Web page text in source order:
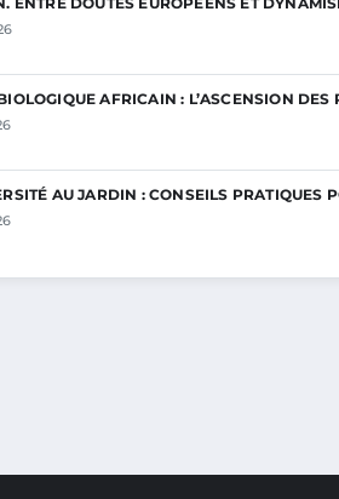
AFRICAIN : L’ASCENSION DES
AU JARDIN : CONSEILS PRATIQUES